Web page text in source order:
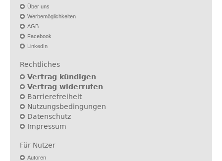
Über uns
Werbemöglichkeiten
AGB
Facebook
LinkedIn
Rechtliches
Vertrag kündigen
Vertrag widerrufen
Barrierefreiheit
Nutzungsbedingungen
Datenschutz
Impressum
Für Nutzer
Autoren